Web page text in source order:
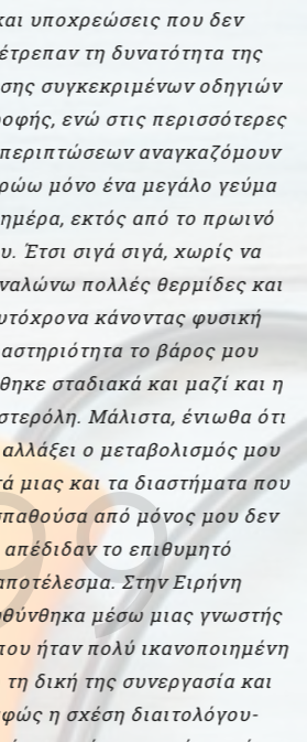
που δεν
τη δυνατότητα της
οδηγιών
ενώ στις περισσότερες
αναγκαζόμουν
ένα μεγάλο γεύμα
εκτός από το πρωινό
σιγά σιγά, χωρίς να
πολλές θερμίδες και
κάνοντας φυσική
το βάρος μου
και μαζί και η
Μάλιστα, ένιωθα ότι
ο μεταβολισμός μου
και τα διαστήματα που
από μόνος μου δεν
το επιθυμητό
Στην Ειρήνη
μέσω μιας γνωστής
πολύ ικανοποιημένη
της συνεργασία και
σχέση διαιτολόγου-